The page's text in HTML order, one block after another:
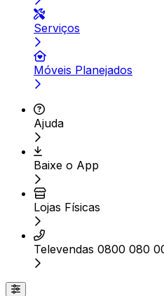
Serviços
Móveis Planejados
Ajuda
Baixe o App
Lojas Físicas
Televendas 0800 080